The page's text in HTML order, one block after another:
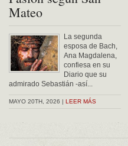
Mateo
La segunda
esposa de Bach,
Ana Magdalena,
confiesa en su
Diario que su
admirado Sebastián -así...
MAYO 20TH, 2026 | LEER MÁS